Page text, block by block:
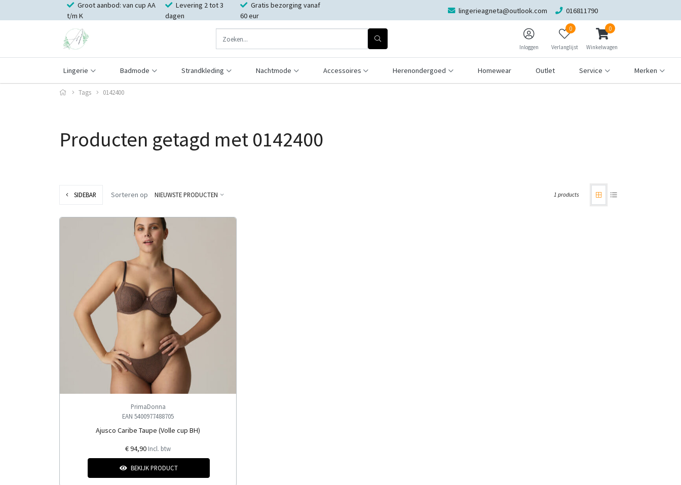
Groot aanbod: van cup AA
t/m K
Levering 2 tot 3
dagen
Gratis bezorging vanaf
60 eur
lingerieagneta@outlook.com 016811790
Inloggen
0
Verlanglijst
0
Winkelwagen
Lingerie Badmode Strandkleding Nachtmode Accessoires Herenondergoed Homewear Outlet Service Merken
Tags 0142400
Producten getagd met 0142400
SIDEBAR Sorteren op NIEUWSTE PRODUCTEN 1 products
PrimaDonna
EAN 5400977488705
Ajusco Caribe Taupe (Volle cup BH)
€ 94,90 Incl. btw
BEKIJK PRODUCT